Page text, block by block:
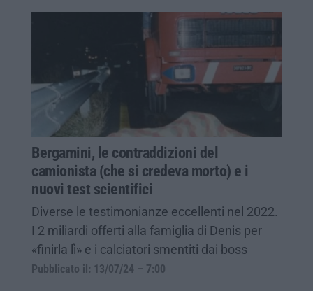
Bergamini, le contraddizioni del
camionista (che si credeva morto) e i
nuovi test scientifici
Diverse le testimonianze eccellenti nel 2022.
I 2 miliardi offerti alla famiglia di Denis per
«finirla lì» e i calciatori smentiti dai boss
Pubblicato il: 13/07/24 – 7:00